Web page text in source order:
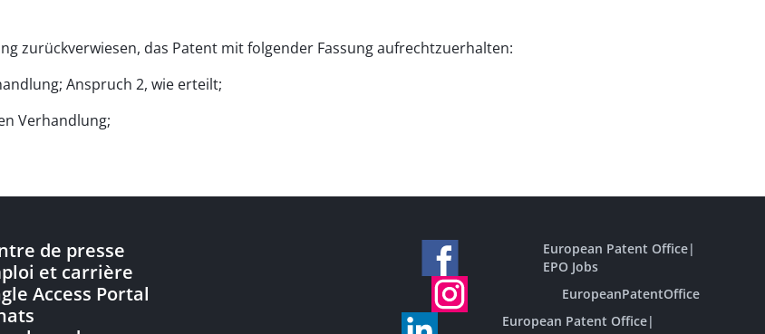
zurückverwiesen, das Patent mit folgender Fassung aufrechtzuerhalten:
Anspruch 2, wie erteilt;
Verhandlung;
de presse
et carrière
Access Portal
European Patent Office|
EPO Jobs
EuropeanPatentOffice
European Patent Office|